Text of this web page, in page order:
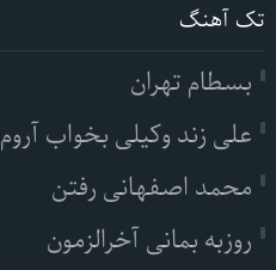
تک آهنگ
بسطام تهران
علی زند وکیلی بخواب آروم
محمد اصفهانی رفتن
روزبه بمانی آخرالزمون